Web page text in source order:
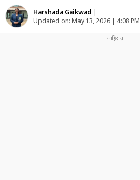
Harshada Gaikwad |
Updated on: May 13, 2026 | 4:08 PM